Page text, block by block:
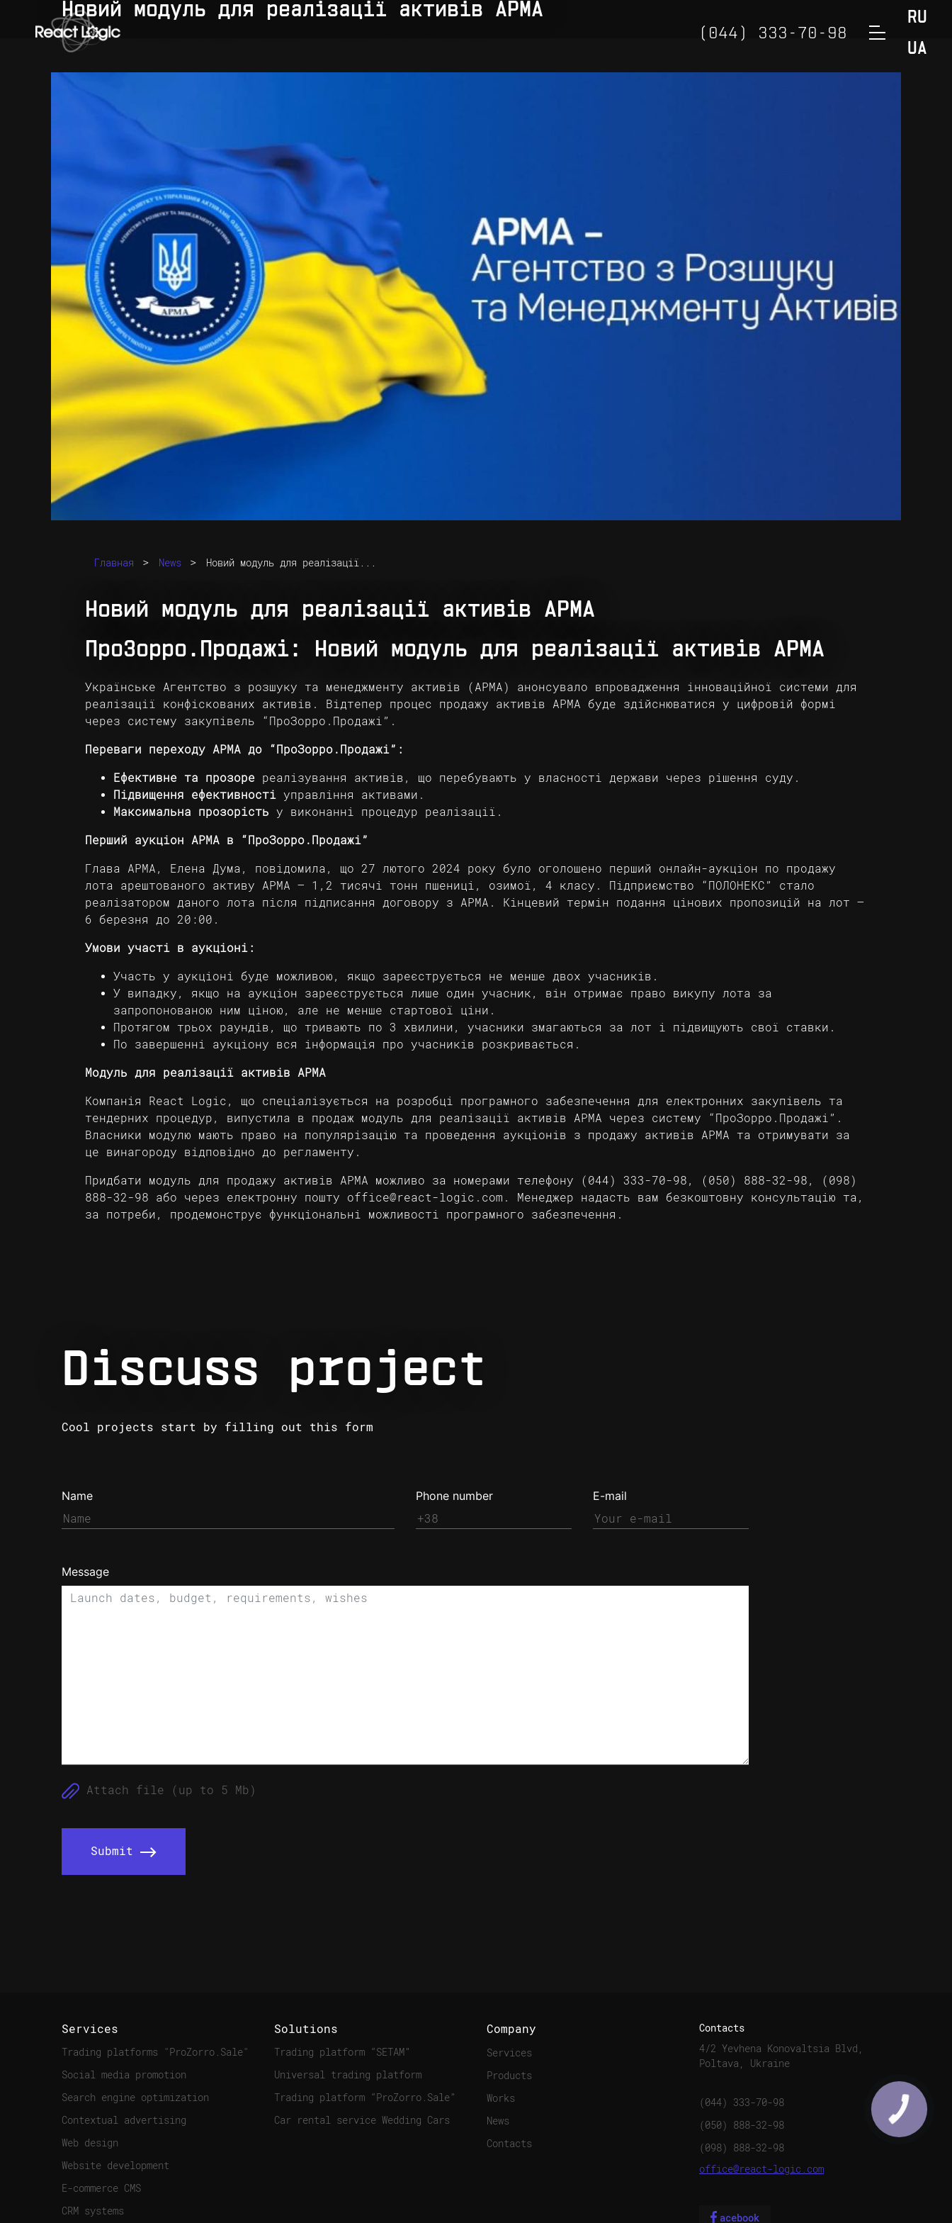
Skip to content
(044) 333-70-98
RU
UA
Новий модуль для реалізації активів АРМА
Главная > News > Новий модуль для реалізації...
Новий модуль для реалізації активів АРМА
ПроЗорро.Продажі: Новий модуль для реалізації активів АРМА
Українське Агентство з розшуку та менеджменту активів (АРМА) анонсувало впровадження інноваційної системи для
реалізації конфіскованих активів. Відтепер процес продажу активів АРМА буде здійснюватися у цифровій формі
через систему закупівель “ПроЗорро.Продажі”.
Переваги переходу АРМА до “ПроЗорро.Продажі”:
Ефективне та прозоре реалізування активів, що перебувають у власності держави через рішення суду.
Підвищення ефективності управління активами.
Максимальна прозорість у виконанні процедур реалізації.
Перший аукціон АРМА в “ПроЗорро.Продажі”
Глава АРМА, Елена Дума, повідомила, що 27 лютого 2024 року було оголошено перший онлайн-аукціон по продажу
лота арештованого активу АРМА – 1,2 тисячі тонн пшениці, озимої, 4 класу. Підприємство “ПОЛОНЕКС” стало
реалізатором даного лота після підписання договору з АРМА. Кінцевий термін подання цінових пропозицій на лот –
6 березня до 20:00.
Умови участі в аукціоні:
Участь у аукціоні буде можливою, якщо зареєструється не менше двох учасників.
У випадку, якщо на аукціон зареєструється лише один учасник, він отримає право викупу лота за
запропонованою ним ціною, але не менше стартової ціни.
Протягом трьох раундів, що тривають по 3 хвилини, учасники змагаються за лот і підвищують свої ставки.
По завершенні аукціону вся інформація про учасників розкривається.
Модуль для реалізації активів АРМА
Компанія React Logic, що спеціалізується на розробці програмного забезпечення для електронних закупівель та
тендерних процедур, випустила в продаж модуль для реалізації активів АРМА через систему “ПроЗорро.Продажі”.
Власники модулю мають право на популярізацію та проведення аукціонів з продажу активів АРМА та отримувати за
це винагороду відповідно до регламенту.
Придбати модуль для продажу активів АРМА можливо за номерами телефону
(044) 333-70-98, (050) 888-32-98, (098)
888-32-98 або через електронну пошту office@react-logic.com . Менеджер надасть вам безкоштовну консультацію та,
за потреби, продемонструє функціональні можливості програмного забезпечення.
Discuss project
Cool projects start by filling out this form
Name Phone number E-mail
Message
Attach file (up to 5 Mb)
Submit
Services
Trading platforms "ProZorro.Sale"
Social media promotion
Search engine optimization
Contextual advertising
Web design
Website development
E-commerce CMS
CRM systems
Solutions
Trading platform “SETAM”
Universal trading platform
Trading platform “ProZorro.Sale”
Car rental service Wedding Cars
Company
Services
Products
Works
News
Contacts
Contacts
4/2 Yevhena Konovaltsia Blvd,
Poltava, Ukraine
(044) 333-70-98
(050) 888-32-98
(098) 888-32-98
office@react-logic.com
acebook